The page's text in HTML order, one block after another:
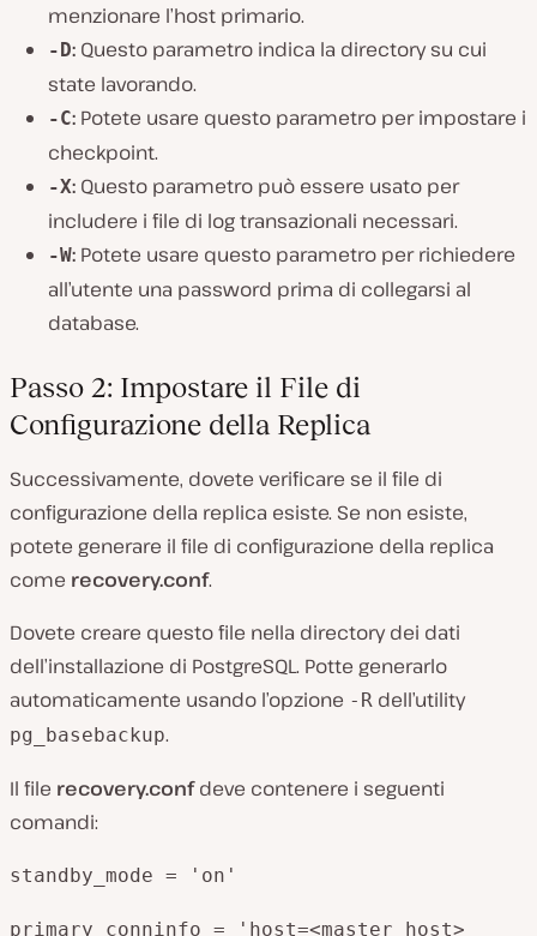
menzionare l’host primario.
-D: Questo parametro indica la directory su cui
state lavorando.
-C: Potete usare questo parametro per impostare i
checkpoint.
-X: Questo parametro può essere usato per
includere i file di log transazionali necessari.
-W: Potete usare questo parametro per richiedere
all’utente una password prima di collegarsi al
database.
Passo 2: Impostare il File di
Configurazione della Replica
Successivamente, dovete verificare se il file di
configurazione della replica esiste. Se non esiste,
potete generare il file di configurazione della replica
come recovery.conf.
Dovete creare questo file nella directory dei dati
dell’installazione di PostgreSQL. Potte generarlo
automaticamente usando l’opzione -R dell’utility
pg_basebackup.
Il file recovery.confdeve contenere i seguenti
comandi:
standby_mode = 'on'
primary_conninfo = 'host=<master_host>